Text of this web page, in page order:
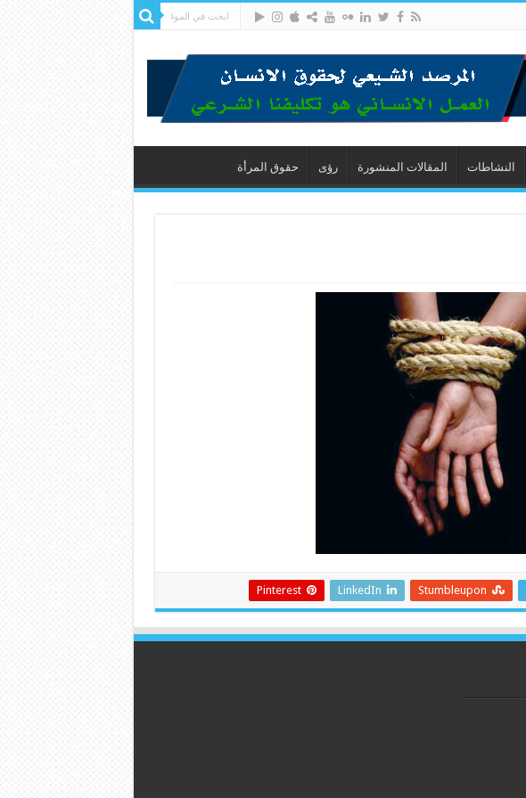
النشاطات المقالات المنشورة رؤى حقوق المرأة
Stumbleupon
LinkedIn
Pinterest